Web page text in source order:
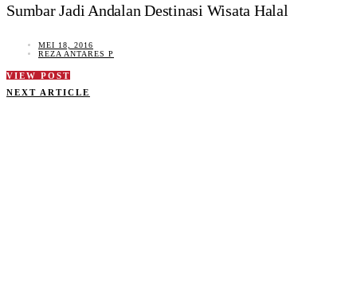
Sumbar Jadi Andalan Destinasi Wisata Halal
MEI 18, 2016
REZA ANTARES P
VIEW POST
NEXT ARTICLE